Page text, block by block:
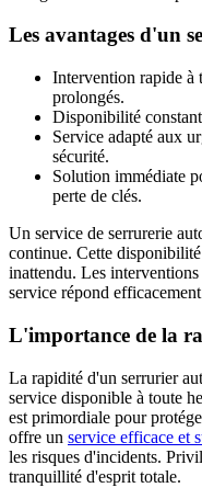
Les avantages d'un
Intervention rapide à
prolongés.
Disponibilité
Service adapté aux
sécurité.
Solution immédiate
perte de clés.
Un service de serrurerie
continue. Cette
inattendu. Les
service répond
L'importance de la
La rapidité d'un serrurier
service disponible à toute
est primordiale pour
offre un service efficace et
les risques d'incidents.
tranquillité d'esprit totale.